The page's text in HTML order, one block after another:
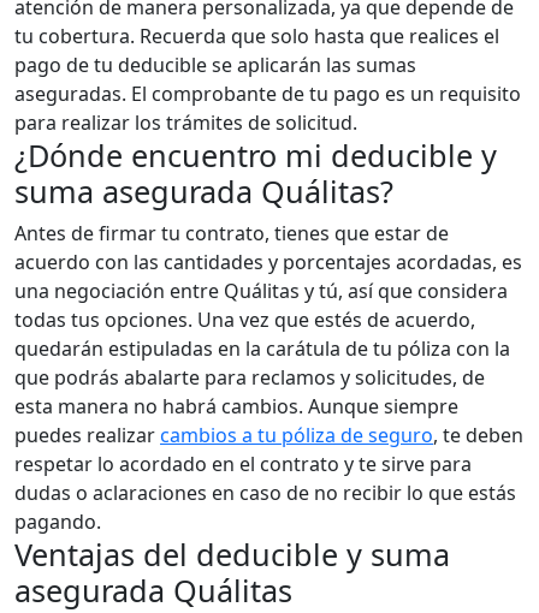
atención de manera personalizada, ya que depende de
tu cobertura. Recuerda que solo hasta que realices el
pago de tu deducible se aplicarán las sumas
aseguradas. El comprobante de tu pago es un requisito
para realizar los trámites de solicitud.
¿Dónde encuentro mi deducible y
suma asegurada Quálitas?
Antes de firmar tu contrato, tienes que estar de
acuerdo con las cantidades y porcentajes acordadas, es
una negociación entre Quálitas y tú, así que considera
todas tus opciones. Una vez que estés de acuerdo,
quedarán estipuladas en la carátula de tu póliza con la
que podrás abalarte para reclamos y solicitudes, de
esta manera no habrá cambios. Aunque siempre
puedes realizarcambios a tu póliza de seguro, te deben
respetar lo acordado en el contrato y te sirve para
dudas o aclaraciones en caso de no recibir lo que estás
pagando.
Ventajas del deducible y suma
asegurada Quálitas